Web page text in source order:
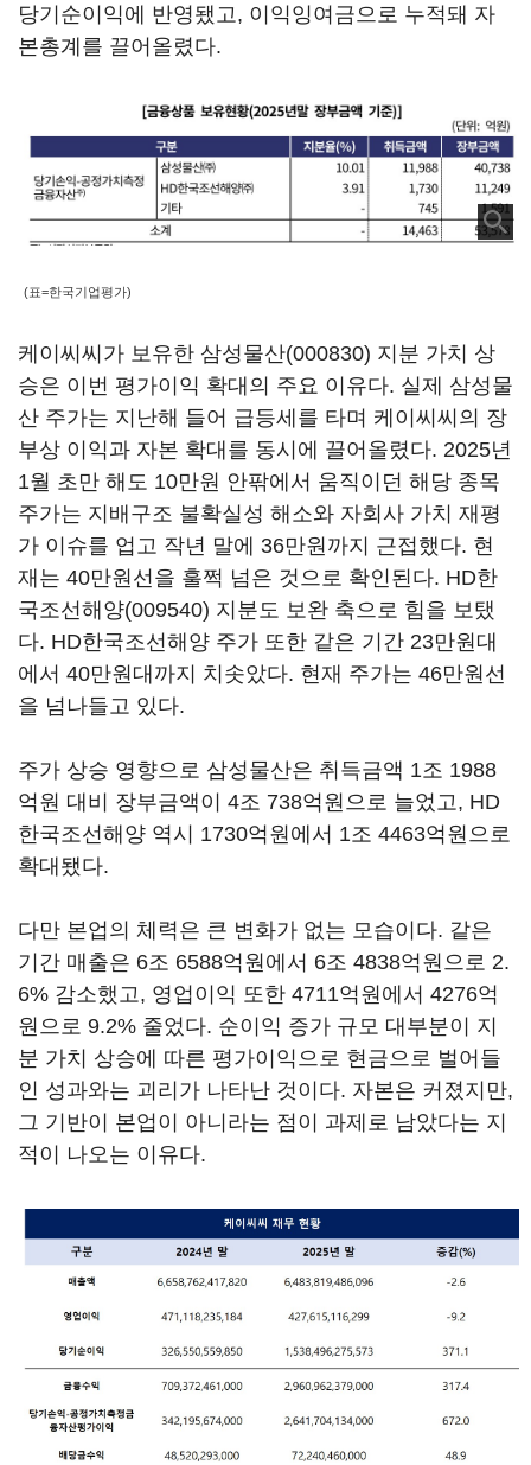
당기순이익에 반영됐고, 이익잉여금으로 누적돼 자
본총계를 끌어올렸다.
(표=한국기업평가)
케이씨씨가 보유한 삼성물산(000830) 지분 가치 상
승은 이번 평가이익 확대의 주요 이유다. 실제 삼성물
산 주가는 지난해 들어 급등세를 타며 케이씨씨의 장
부상 이익과 자본 확대를 동시에 끌어올렸다. 2025년
1월 초만 해도 10만원 안팎에서 움직이던 해당 종목
주가는 지배구조 불확실성 해소와 자회사 가치 재평
가 이슈를 업고 작년 말에 36만원까지 근접했다. 현
재는 40만원선을 훌쩍 넘은 것으로 확인된다. HD한
국조선해양(009540) 지분도 보완 축으로 힘을 보탰
다. HD한국조선해양 주가 또한 같은 기간 23만원대
에서 40만원대까지 치솟았다. 현재 주가는 46만원선
을 넘나들고 있다.
주가 상승 영향으로 삼성물산은 취득금액 1조 1988
억원 대비 장부금액이 4조 738억원으로 늘었고, HD
한국조선해양 역시 1730억원에서 1조 4463억원으로
확대됐다.
다만 본업의 체력은 큰 변화가 없는 모습이다. 같은
기간 매출은 6조 6588억원에서 6조 4838억원으로 2.
6% 감소했고, 영업이익 또한 4711억원에서 4276억
원으로 9.2% 줄었다. 순이익 증가 규모 대부분이 지
분 가치 상승에 따른 평가이익으로 현금으로 벌어들
인 성과와는 괴리가 나타난 것이다. 자본은 커졌지만,
그 기반이 본업이 아니라는 점이 과제로 남았다는 지
적이 나오는 이유다.